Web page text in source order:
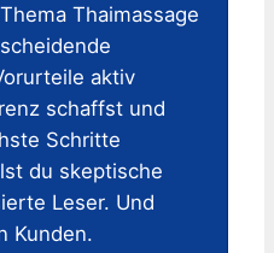
Thaimassage
aktiv
schaffst und
Schritte
du skeptische
Leser. Und
Kunden.